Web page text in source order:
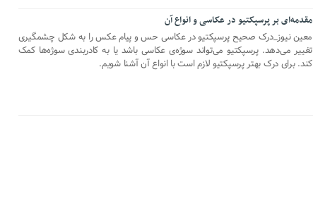
مقدمه‌ای بر پرسپکتیو در عکاسی و انواع آن
معین نیوز_درک صحیح پرسپکتیو در عکاسی حس و پیام عکس را به شکل چشمگیری
تغییر می‌دهد. پرسپکتیو می‌تواند سوژه‌ی عکاسی باشد یا به کادربندی سوژه‌ها کمک
کند. برای درک بهتر پرسپکتیو لازم است با انواع آن آشنا شویم.